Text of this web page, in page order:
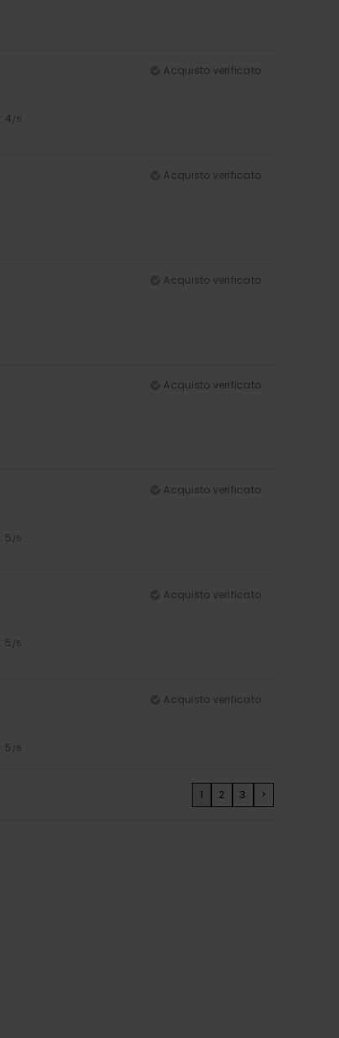
Acquisto verificato
: 4 /5
Acquisto verificato
Acquisto verificato
Acquisto verificato
Acquisto verificato
: 5 /5
Acquisto verificato
: 5 /5
Acquisto verificato
: 5 /5
1 2 3 >